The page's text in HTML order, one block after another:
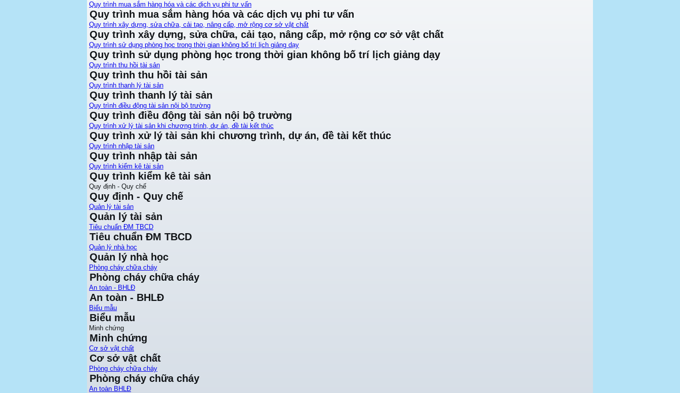
Quy trình mua sắm hàng hóa và các dịch vụ phi tư vấn
Quy trình mua sắm hàng hóa và các dịch vụ phi tư vấn
Quy trình xây dựng, sửa chữa, cải tạo, nâng cấp, mở rộng cơ sở vật chất
Quy trình xây dựng, sửa chữa, cải tạo, nâng cấp, mở rộng cơ sở vật chất
Quy trình sử dụng phòng học trong thời gian không bố trí lịch giảng dạy
Quy trình sử dụng phòng học trong thời gian không bố trí lịch giảng dạy
Quy trình thu hồi tài sản
Quy trình thu hồi tài sản
Quy trình thanh lý tài sản
Quy trình thanh lý tài sản
Quy trình điều động tài sản nội bộ trường
Quy trình điều động tài sản nội bộ trường
Quy trình xử lý tài sản khi chương trình, dự án, đề tài kết thúc
Quy trình xử lý tài sản khi chương trình, dự án, đề tài kết thúc
Quy trình nhập tài sản
Quy trình nhập tài sản
Quy trình kiểm kê tài sản
Quy trình kiểm kê tài sản
Quy định - Quy chế
Quy định - Quy chế
Quản lý tài sản
Quản lý tài sản
Tiêu chuẩn ĐM TBCD
Tiêu chuẩn ĐM TBCD
Quản lý nhà học
Quản lý nhà học
Phòng cháy chữa cháy
Phòng cháy chữa cháy
An toàn - BHLĐ
An toàn - BHLĐ
Biểu mẫu
Biểu mẫu
Minh chứng
Minh chứng
Cơ sở vật chất
Cơ sở vật chất
Phòng cháy chữa cháy
Phòng cháy chữa cháy
An toàn BHLĐ